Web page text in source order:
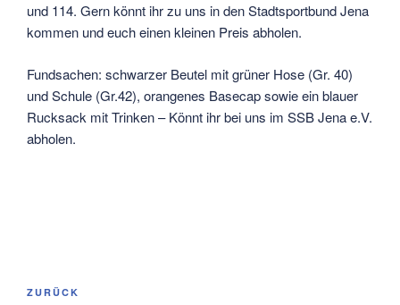
und 114. Gern könnt ihr zu uns in den Stadtsportbund Jena
kommen und euch einen kleinen Preis abholen.
Fundsachen: schwarzer Beutel mit grüner Hose (Gr. 40)
und Schule (Gr.42), orangenes Basecap sowie ein blauer
Rucksack mit Trinken – Könnt ihr bei uns im SSB Jena e.V.
abholen.
Beitragsnavigation
Vorheriger
ZURÜCK